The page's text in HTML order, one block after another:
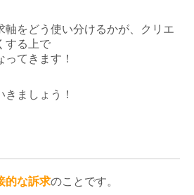
軸をどう使い分けるかが、クリエ
する上で
てきます！
ましょう！
的な訴求のことです。